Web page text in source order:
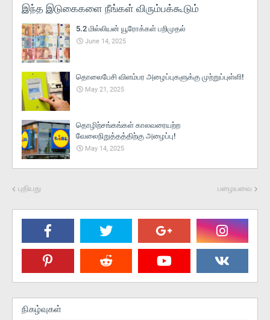
இந்த இடுகைகளை நீங்கள் விரும்பக்கூடும்
5.2 மில்லியன் யூரோக்கள் பறிமுதல்
June 14, 2025
தொலைபேசி விளம்பர அழைப்புகளுக்கு முற்றுப்புள்ளி!
May 21, 2025
தொழிற்சங்கங்கள் காலவரையற்ற
வேலைநிறுத்தத்திற்கு அழைப்பு!
May 14, 2025
புதியது பழையவை
நிகழ்வுகள்